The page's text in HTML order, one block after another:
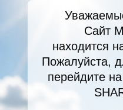
Сайт
находится
Пожалуйста,
перейдите